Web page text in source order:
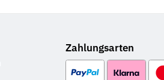
Zahlungsarten